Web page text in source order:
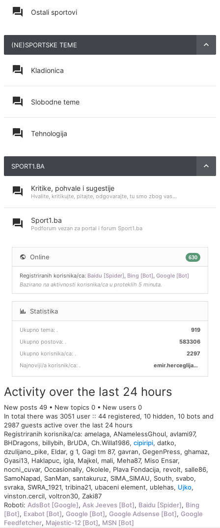
Ostali sportovi
(NE)SPORTSKE TEME
Kladionica
Slobodne teme
Tehnologija
SPORT1.BA
Kritike, pohvale i sugestije
Hvalite, kritikujte, pitajte, odgovarajte, tu smo zbog vas...
Sport1.ba
Podforum vezan za portal i forum Sport1.ba
Online 630
Registriranih korisnika/ca: Baidu [Spider], Bing [Bot], Google [Bot]
Bazirano na aktivnosti korisnika/ca u proteklih 5 minuta.
Statistika
Ukupno tema: 919
.
Ukupno postova:
583306
.
Ukupno korisnika/ca:
2297
.
Najnoviji/a korisnik/ca:
emir.herceglija00
.
Activity over the last 24 hours
New posts 49 • New topics 0 • New users 0
In total there was 3051 user :: 44 registered, 10 hidden, 10 bots and
2987 guests active over the last 24 hours
Registriranih korisnika/ca: amelaga, ANamelessGhoul, avlami97,
BHDragons, billybih, BrUDA, Ch.Willa1986, cipiripi, datko,
dzulijano_pike, Eldar, g 1, Gagi tm 87, gavran, GegenPress, ghamaz,
Gyasi13, Haklapuc, igla, Majkel, mali, Meha87, Miso Ensar,
nocni_cuvar, Occasionally, Okolele, Plava Fondacija, revolt, salle86,
SamoNapad, SanMan, santakuruz, SIMA_SIMAU, South, svabo,
svraka, SWRA_1921, tribina21, ubaceni element, ublehas, Ujko,
vinston.cercil, voltron30, Zaki87
Roboti: AdsBot [Google], Ask Jeeves [Bot], Baidu [Spider], Bing
[Bot], Exabot [Bot], Google [Bot], Google Adsense [Bot], Google
Feedfetcher, Majestic-12 [Bot], MSN [Bot]